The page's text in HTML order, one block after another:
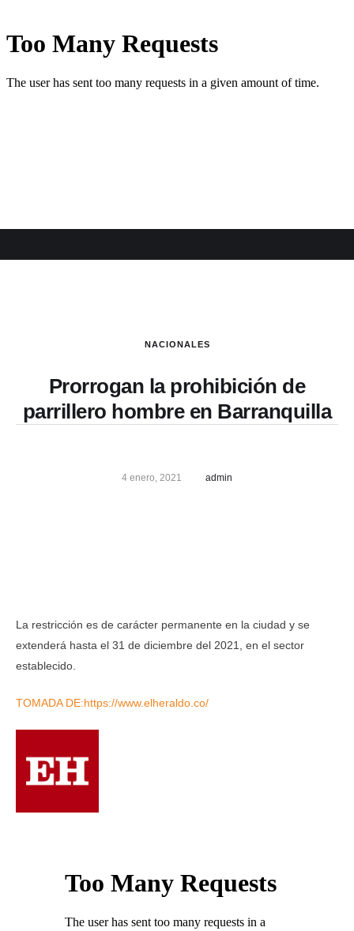
NACIONALES
Prorrogan la prohibición de
parrillero hombre en Barranquilla
4 enero, 2021 admin
La restricción es de carácter permanente en la ciudad y se
extenderá hasta el 31 de diciembre del 2021, en el sector
establecido.
TOMADA DE:https://www.elheraldo.co/